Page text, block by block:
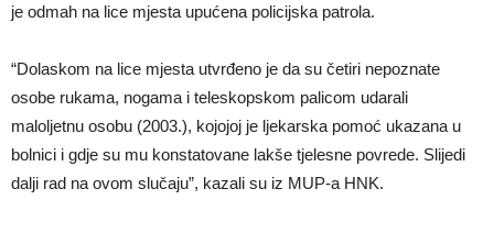
je odmah na lice mjesta upućena policijska patrola.
“Dolaskom na lice mjesta utvrđeno je da su četiri nepoznate
osobe rukama, nogama i teleskopskom palicom udarali
maloljetnu osobu (2003.), kojojoj je ljekarska pomoć ukazana u
bolnici i gdje su mu konstatovane lakše tjelesne povrede. Slijedi
dalji rad na ovom slučaju”, kazali su iz MUP-a HNK.